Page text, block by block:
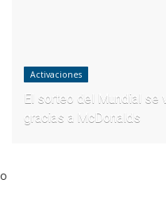
Activaciones
El sorteo del Mundial
gracias a McDonalds
o